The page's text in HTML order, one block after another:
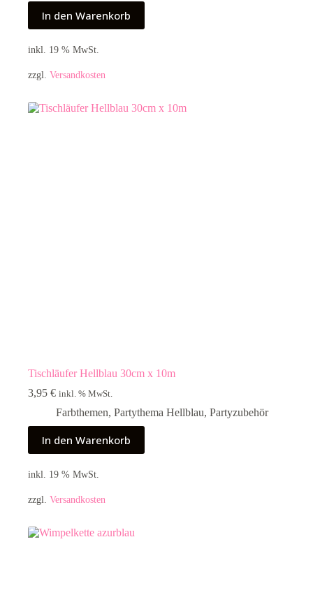
In den Warenkorb
inkl. 19 % MwSt.
zzgl. Versandkosten
Tischläufer Hellblau 30cm x 10m
3,95 € inkl. % MwSt.
Farbthemen, Partythema Hellblau, Partyzubehör
In den Warenkorb
inkl. 19 % MwSt.
zzgl. Versandkosten